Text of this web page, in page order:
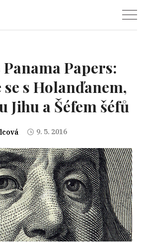
Papers:
se s Holanďanem,
Jihu a Šéfem šéfů
9. 5. 2016